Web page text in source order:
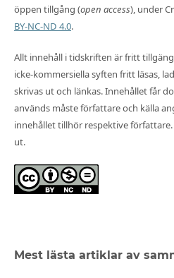
öppen tillgång (open access), under
BY-NC-ND 4.0.
Allt innehåll i tidskriften är fritt
icke-kommersiella syften fritt läsas,
skrivas ut och länkas. Innehållet får
används måste författare och källa
innehållet tillhör respektive
ut.
Mest lästa artiklar av